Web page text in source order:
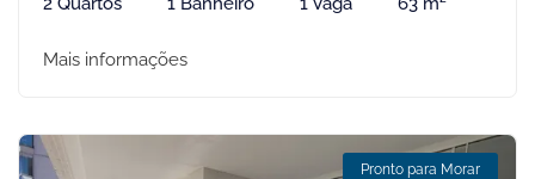
Mais informações
Pronto para Morar